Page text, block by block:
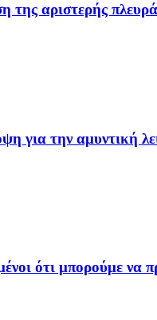
της αριστερής
για την αμυντική
ότι μπορούμε